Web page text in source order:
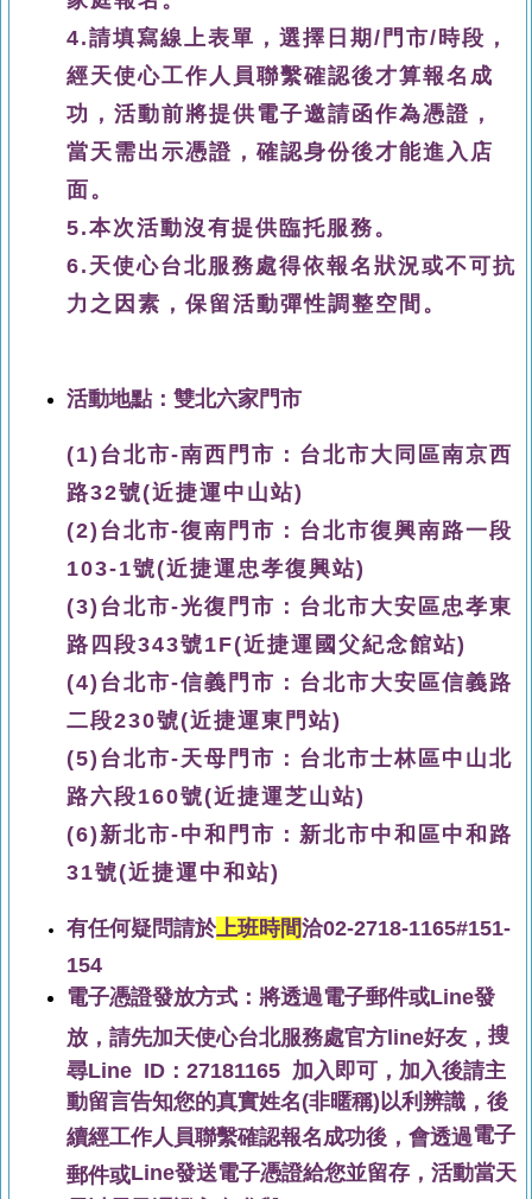
4.請填寫線上表單，選擇日期/門市/時段，
經天使心工作人員聯繫確認後才算報名成
功，活動前將提供電子邀請函作為憑證，
當天需出示憑證，確認身份後才能進入店
面。
5.本次活動沒有提供臨托服務。
6. 天使心台北服務處得依報名狀況或不可抗
力之因素，保留活動彈性調整空間。
活動地點：雙北六家門市
(1)台北市-南西門市：台北市大同區南京西
路32號(近捷運中山站)
(2)台北市-復南門市：台北市復興南路一段
103-1號(近捷運忠孝復興站)
(3)台北市-光復門市：台北市大安區忠孝東
路四段343號1F(近捷運國父紀念館站)
(4)台北市-信義門市：台北市大安區信義路
二段230號(近捷運東門站)
(5)台北市-天母門市：台北市士林區中山北
路六段160號(近捷運芝山站)
(6)新北市-中和門市：新北市中和區中和路
31號(近捷運中和站)
有任何疑問請於 上班時間洽02-2718-1165#151-
154
電子憑證發放方式：將透過電子郵件或Line發
放，請先加天使心台北服務處官方line好友， 搜
尋Line ID：27181165 加入即可，加入後請主
動留言告知您的真實姓名(非暱稱)以利辨識，後
續經工作人員聯繫確認報名成功後，會透過電子
郵件或Line發送電子憑證給您並留存，活動當天